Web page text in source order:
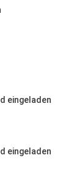
eingeladen
eingeladen